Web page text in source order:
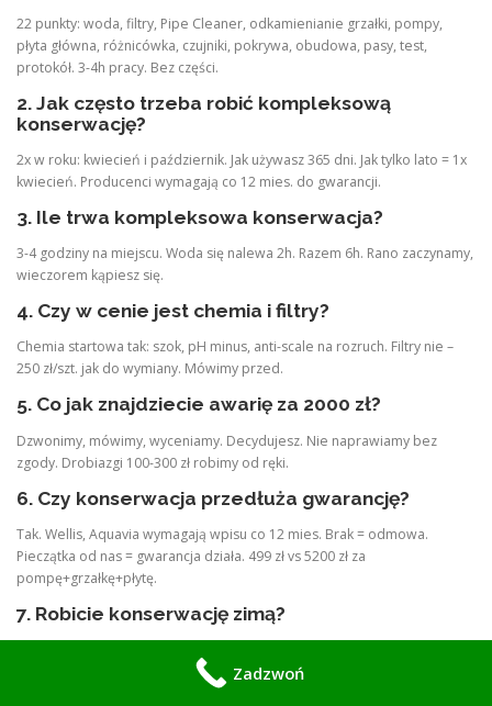
22 punkty: woda, filtry, Pipe Cleaner, odkamienianie grzałki, pompy,
płyta główna, różnicówka, czujniki, pokrywa, obudowa, pasy, test,
protokół. 3-4h pracy. Bez części.
2. Jak często trzeba robić kompleksową
konserwację?
2x w roku: kwiecień i październik. Jak używasz 365 dni. Jak tylko lato = 1x
kwiecień. Producenci wymagają co 12 mies. do gwarancji.
3. Ile trwa kompleksowa konserwacja?
3-4 godziny na miejscu. Woda się nalewa 2h. Razem 6h. Rano zaczynamy,
wieczorem kąpiesz się.
4. Czy w cenie jest chemia i filtry?
Chemia startowa tak: szok, pH minus, anti-scale na rozruch. Filtry nie –
250 zł/szt. jak do wymiany. Mówimy przed.
5. Co jak znajdziecie awarię za 2000 zł?
Dzwonimy, mówimy, wyceniamy. Decydujesz. Nie naprawiamy bez
zgody. Drobiazgi 100-300 zł robimy od ręki.
6. Czy konserwacja przedłuża gwarancję?
Tak. Wellis, Aquavia wymagają wpisu co 12 mies. Brak = odmowa.
Pieczątka od nas = gwarancja działa. 499 zł vs 5200 zł za
pompę+grzałkę+płytę.
7. Robicie konserwację zimą?
woda zamarznie. Zimowanie do listopada.
Zadzwoń